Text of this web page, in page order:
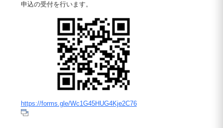
申込の受付を行います。
https://forms.gle/Wc1G45HUG4Kje2C76